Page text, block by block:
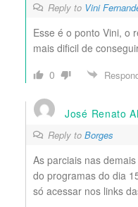
Reply to Vini
Esse é o ponto Vini, o
mais dificil de
0
José Renato
Reply to Borges
As parciais nas
do programas do dia
só acessar nos links